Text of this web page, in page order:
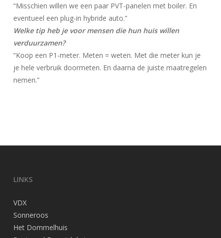
“Misschien willen we een paar PVT-panelen met boiler. En
eventueel een plug-in hybride auto.”
Welke tip heb je voor mensen die hun huis willen
verduurzamen?
“Koop een P1-meter. Meten = weten. Met die meter kun je
je hele verbruik doormeten. En daarna de juiste maatregelen
nemen.”
LINKS
VDX
Sonneroos
Het Dommelhuis